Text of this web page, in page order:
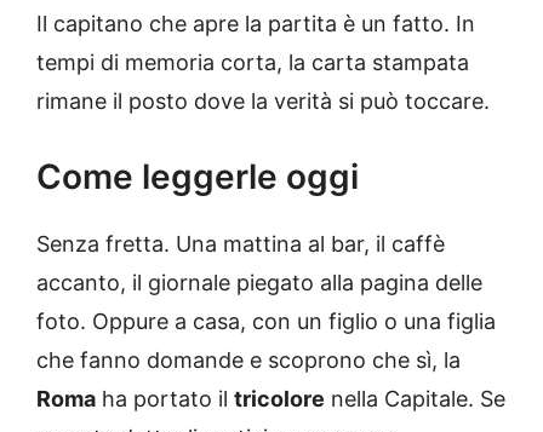
Il capitano che apre la partita è un fatto. In
tempi di memoria corta, la carta stampata
rimane il posto dove la verità si può toccare.
Come leggerle oggi
Senza fretta. Una mattina al bar, il caffè
accanto, il giornale piegato alla pagina delle
foto. Oppure a casa, con un figlio o una figlia
che fanno domande e scoprono che sì, la
Roma ha portato il tricolore nella Capitale. Se